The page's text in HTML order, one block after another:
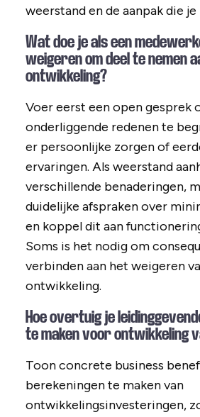
weerstand en de aanpak die
Wat doe je als een
weigeren om deel te nemen
ontwikkeling?
Voer eerst een open gesprek
onderliggende redenen te
er persoonlijke zorgen of
ervaringen. Als weerstand
verschillende benaderingen,
duidelijke afspraken over
en koppel dit aan
Soms is het nodig om
verbinden aan het weigeren
ontwikkeling.
Hoe overtuig je
te maken voor ontwikkeling
Toon concrete business
berekeningen te maken van
ontwikkelingsinvesteringen,